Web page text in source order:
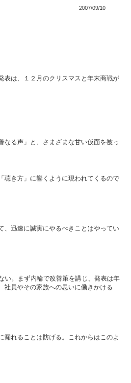
2007/09/10
表は、１２月のクリスマスと年末商戦が
る声」と、さまざまな甘い仮面を被っ
聴き方」に響くように現われてくるので
、迅速に誠実にやるべきことはやってい
い。まず内輪で改善策を講じ、発表は年
員やその家族への思いに働きかける
漏れることは防げる。これからはこのよ